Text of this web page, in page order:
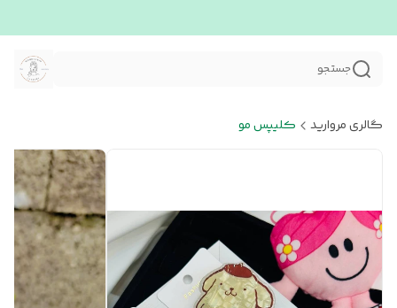
جستجو
گالری مروارید کلیپس مو